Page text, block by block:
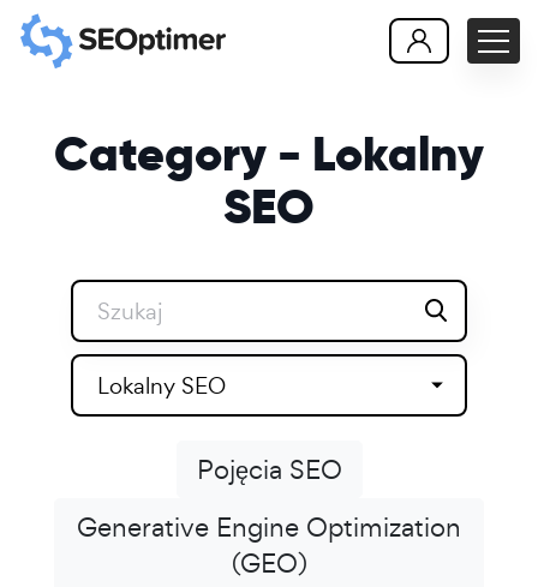
Category - Lokalny
SEO
Lokalny SEO
Pojęcia SEO
Generative Engine Optimization
(GEO)